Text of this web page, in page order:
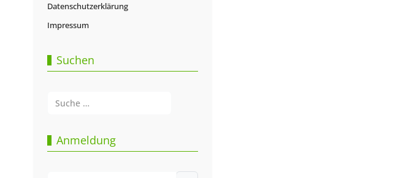
Datenschutzerklärung
Impressum
Suchen
Anmeldung